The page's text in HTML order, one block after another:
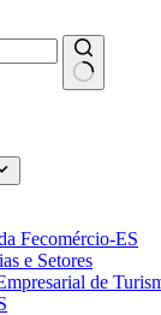
Fecomércio-ES
e Setores
de